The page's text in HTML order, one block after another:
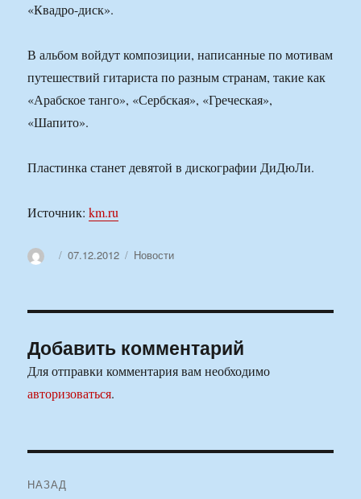
«Квадро-диск».
В альбом войдут композиции, написанные по мотивам
путешествий гитариста по разным странам, такие как
«Арабское танго», «Сербская», «Греческая»,
«Шапито».
Пластинка станет девятой в дискографии ДиДюЛи.
Источник:km.ru
АвторОпубликовано
07.12.2012 Рубрики
Новости
Добавить комментарий
Для отправки комментария вам необходимо
авторизоваться.
НАЗАД